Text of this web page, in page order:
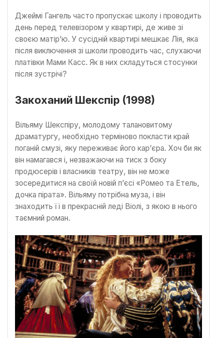
Джеймі Гангель часто пропускає школу і проводить
день перед телевізором у квартирі, де живе зі
своєю матір’ю. У сусідній квартирі мешкає Лія, яка
після виключення зі школи проводить час, слухаючи
платівки Мами Касс. Як в них складуться стосунки
після зустрічі?
Закоханий Шекспір (1998)
Вільяму Шекспіру, молодому талановитому
драматургу, необхідно терміново покласти край
поганій смузі, яку переживає його кар’єра. Хоч би як
він намагався і, незважаючи на тиск з боку
продюсерів і власників театру, він не може
зосередитися на своїй новій п’єсі «Ромео та Етель,
дочка пірата». Вільяму потрібна муза, і він
знаходить її в прекрасній леді Віолі, з якою в нього
таємний роман.